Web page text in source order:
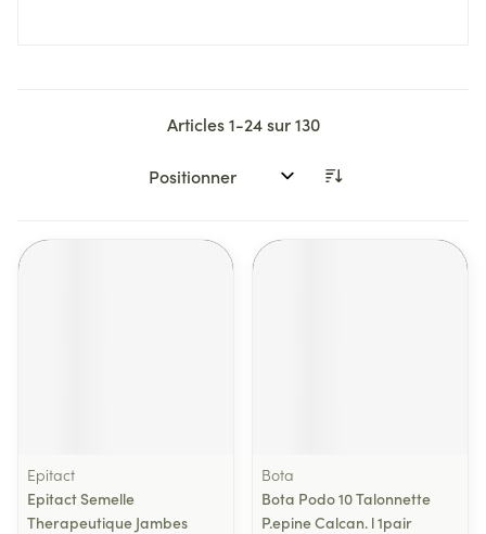
Articles1-24sur130
Trier par:
Epitact
Epitact Semelle
Therapeutique Jambes
Bota
Bota Podo 10 Talonnette
P.epine Calcan. l 1pair